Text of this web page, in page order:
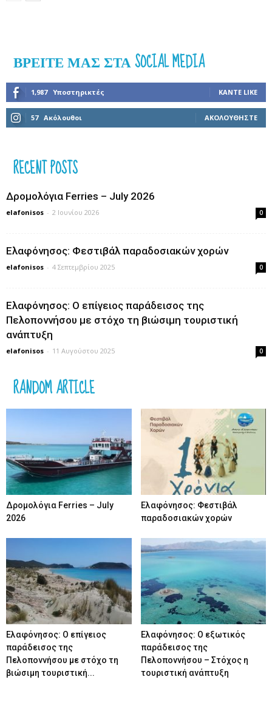
ΒΡΕΊΤΕ ΜΑΣ ΣΤΑ SOCIAL MEDIA
1,987 Υποστηρικτές ΚΆΝΤΕ LIKE
57 Ακόλουθοι ΑΚΟΛΟΥΘΉΣΤΕ
RECENT POSTS
Δρομολόγια Ferries – July 2026
elafonisos - 2 Ιουνίου 2026 0
Ελαφόνησος: Φεστιβάλ παραδοσιακών χορών
elafonisos - 4 Σεπτεμβρίου 2025 0
Ελαφόνησος: Ο επίγειος παράδεισος της
Πελοποννήσου με στόχο τη βιώσιμη τουριστική
ανάπτυξη
elafonisos - 11 Αυγούστου 2025 0
RANDOM ARTICLE
Δρομολόγια Ferries – July
2026
Ελαφόνησος: Φεστιβάλ
παραδοσιακών χορών
Ελαφόνησος: Ο επίγειος
παράδεισος της
Πελοποννήσου με στόχο τη
βιώσιμη τουριστική...
Ελαφόνησος: Ο εξωτικός
παράδεισος της
Πελοποννήσου – Στόχος η
τουριστική ανάπτυξη